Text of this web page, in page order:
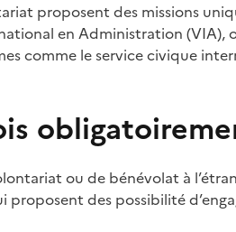
proposent des missions
en Administration (VIA),
comme le service civique
ou de bénévolat à
proposent des possibilité